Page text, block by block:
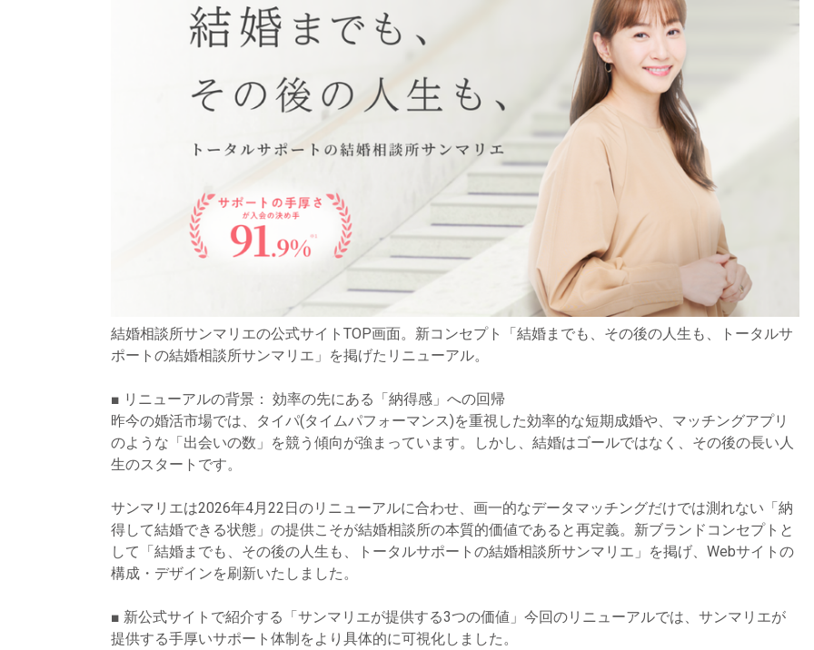
結婚相談所サンマリエの公式サイトTOP画面。新コンセプト「結婚までも、その後の人生も、トータルサ
ポートの結婚相談所サンマリエ」を掲げたリニューアル。
■ リニューアルの背景： 効率の先にある「納得感」への回帰
昨今の婚活市場では、タイパ(タイムパフォーマンス)を重視した効率的な短期成婚や、マッチングアプリ
のような「出会いの数」を競う傾向が強まっています。しかし、結婚はゴールではなく、その後の長い人
生のスタートです。
サンマリエは2026年4月22日のリニューアルに合わせ、画一的なデータマッチングだけでは測れない「納
得して結婚できる状態」の提供こそが結婚相談所の本質的価値であると再定義。新ブランドコンセプトと
して「結婚までも、その後の人生も、トータルサポートの結婚相談所サンマリエ」を掲げ、Webサイトの
構成・デザインを刷新いたしました。
■ 新公式サイトで紹介する「サンマリエが提供する3つの価値」今回のリニューアルでは、サンマリエが
提供する手厚いサポート体制をより具体的に可視化しました。